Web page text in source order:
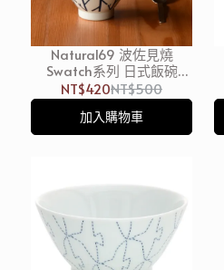
Natural69 波佐見燒
Swatch系列 日式飯碗
11.5cm 250ml 枝椏 日本製
NT$420NT$500
加入購物車